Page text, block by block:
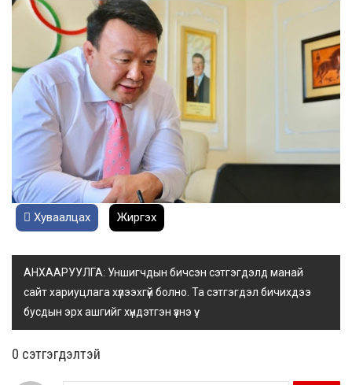
Хуваалцах Жиргэх
АНХААРУУЛГА: Уншигчдын бичсэн сэтгэгдэлд манай
сайт хариуцлага хүлээхгүй болно. Та сэтгэгдэл бичихдээ
бусдын эрх ашгийг хүндэтгэн үзнэ үү.
0 cэтгэгдэлтэй